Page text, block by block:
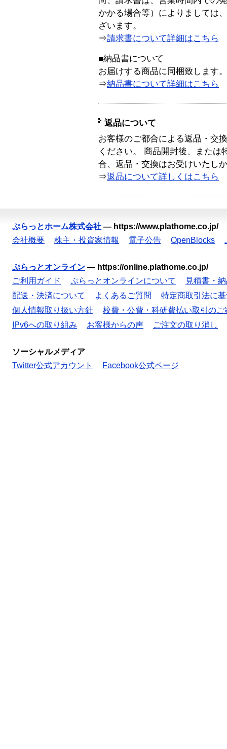
かかる場合等）によりましては
ざいます。
⇒請求書について詳細はこちら
■納品書について
お届けする商品に同梱致します。
⇒納品書について詳細はこちら
返品について
お客様のご都合による返品・交
ください。 商品開封後、または
合、返品・交換はお受けいたし
⇒返品について詳しくはこちら
ぷらっとホーム株式会社 — https://www.plathome.co.jp/
会社概要
株主・投資家情報 電子公告 OpenBlocks
ぷらっとオンライン — https://online.plathome.co.jp/
ご利用ガイド
ぷらっとオンラインについて
見積書・
配送・決済について
よくあるご質問
特定商取引法に
個人情報取り扱い方針
校費・公費・科研費払い取引のご
IPv6への取り組み
お客様からの声 ご注文の取り消し
ソーシャルメディア
Twitter公式アカウント
Facebook公式ページ